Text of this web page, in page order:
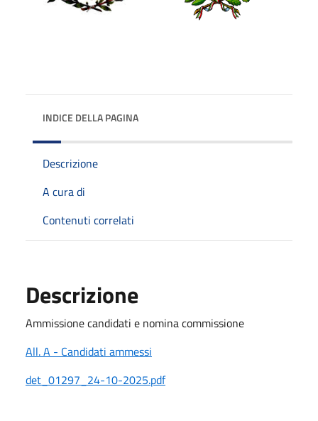
INDICE DELLA PAGINA
Descrizione
A cura di
Contenuti correlati
Descrizione
Ammissione candidati e nomina commissione
All. A - Candidati ammessi
det_01297_24-10-2025.pdf